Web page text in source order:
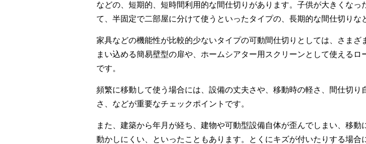
などの、短期的、短時間利用的な間仕切りがあります。子供が大きくなっ
て、半固定で二部屋に分けて使うといったタイプの、長期的な間仕切りな
家具などの機能性が比較的少ないタイプの可動間仕切りとしては、さま
まい込める簡易壁型の扉や、ホームシアター用スクリーンとして使えるロ
です。
頻繁に移動して使う場合には、設備の丈夫さや、移動時の軽さ、間仕切
さ、などが重要なチェックポイントです。
また、建築から年月が経ち、建物や可動型設備自体が歪んでしまい、移
動かしにくい、といったこともあります。とくにキズが付いたりする場